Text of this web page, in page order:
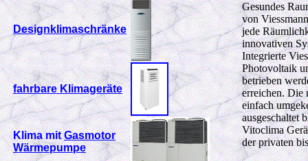
Designklimaschränke
fahrbare Klimageräte
Klima mitGasmotor
Wärmepumpe
Gesundes
von
jede
innovativen
Integrierte
Photovoltaik
betrieben
erreichen. Die
einfach
ausgeschaltet
Vitoclima
der privaten